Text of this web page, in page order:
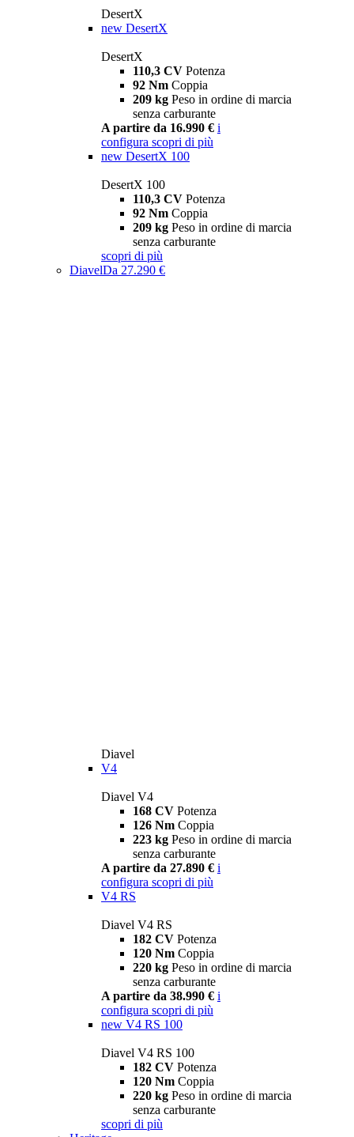
DesertX
new DesertX
DesertX
110,3 CV Potenza
92 Nm Coppia
209 kg Peso in ordine di marcia
senza carburante
A partire da 16.990 € i
configura scopri di più
new DesertX 100
DesertX 100
110,3 CV Potenza
92 Nm Coppia
209 kg Peso in ordine di marcia
senza carburante
scopri di più
DiavelDa 27.290 €
Diavel
V4
Diavel V4
168 CV Potenza
126 Nm Coppia
223 kg Peso in ordine di marcia
senza carburante
A partire da 27.890 € i
configura scopri di più
V4 RS
Diavel V4 RS
182 CV Potenza
120 Nm Coppia
220 kg Peso in ordine di marcia
senza carburante
A partire da 38.990 € i
configura scopri di più
new V4 RS 100
Diavel V4 RS 100
182 CV Potenza
120 Nm Coppia
220 kg Peso in ordine di marcia
senza carburante
scopri di più